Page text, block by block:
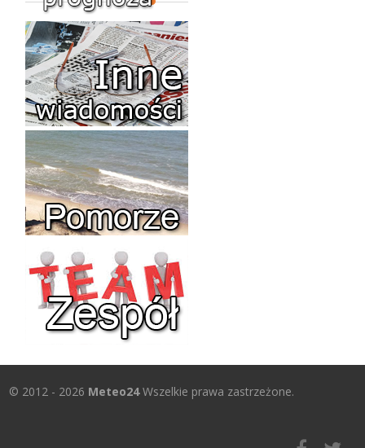
© 2012 - 2026 Meteo24Wszelkie prawa zastrzeżone.